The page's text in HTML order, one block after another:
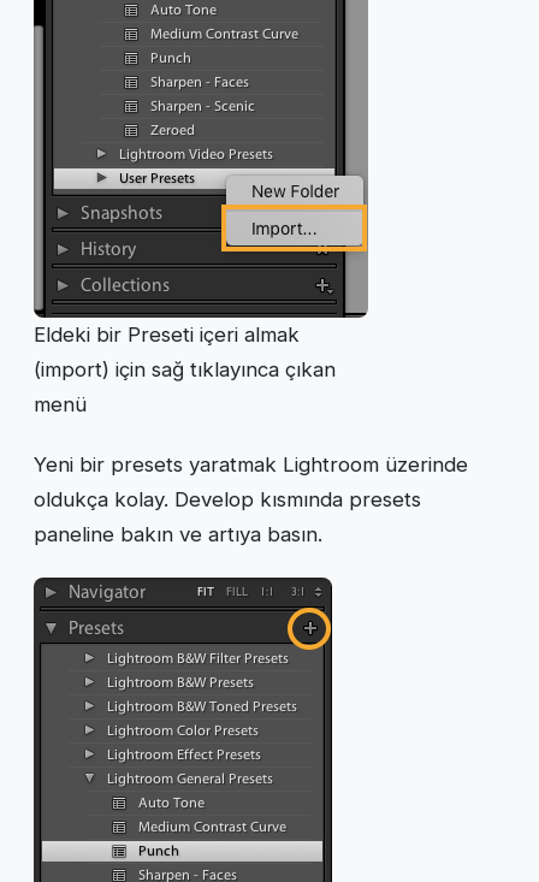
Eldeki bir Preseti içeri almak
(import) için sağ tıklayınca çıkan
menü
Yeni bir presets yaratmak Lightroom üzerinde
oldukça kolay. Develop kısmında presets
paneline bakın ve artıya basın.